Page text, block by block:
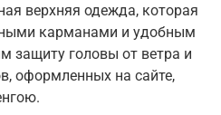
верхняя одежда, которая
карманами и удобным
головы от ветра и
оформленных на сайте,